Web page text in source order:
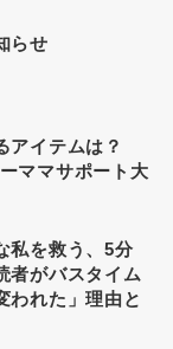
らせ
アイテムは？
ママサポート大
私を救う、5分
者がバスタイム
われた」理由と